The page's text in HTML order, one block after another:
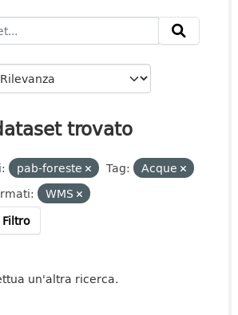
trovato
pab-foreste Tag:
Acque
WMS
un'altra ricerca.